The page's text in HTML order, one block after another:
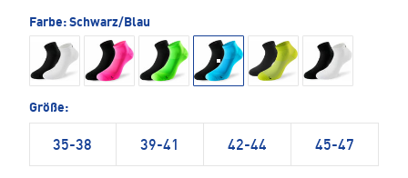
Farbe: Schwarz/Blau
Größe:
35-38 39-41 42-44 45-47